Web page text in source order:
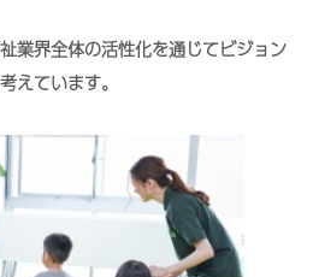
業界全体の活性化を通じてビジョン
えています。